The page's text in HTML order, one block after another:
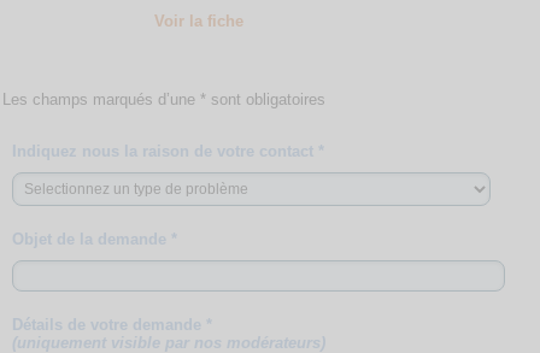
Voir la fiche
Les champs marqués d’une * sont obligatoires
Indiquez nous la raison de votre contact *
Objet de la demande *
Détails de votre demande *
(uniquement visible par nos modérateurs)